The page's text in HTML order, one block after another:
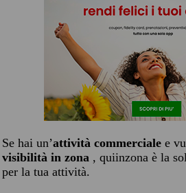
Se hai un’attività commerciale e
visibilità in zona , quiinzona è la
per la tua attività.